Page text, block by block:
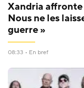
Xandria affronte
Nous ne les
guerre »
08:33 • En bref